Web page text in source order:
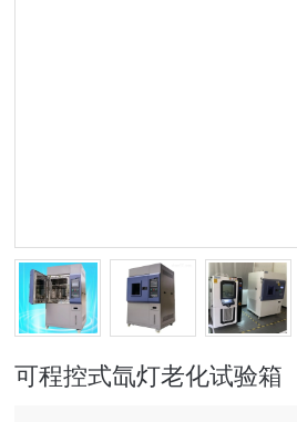
可程控式氙灯老化试验箱